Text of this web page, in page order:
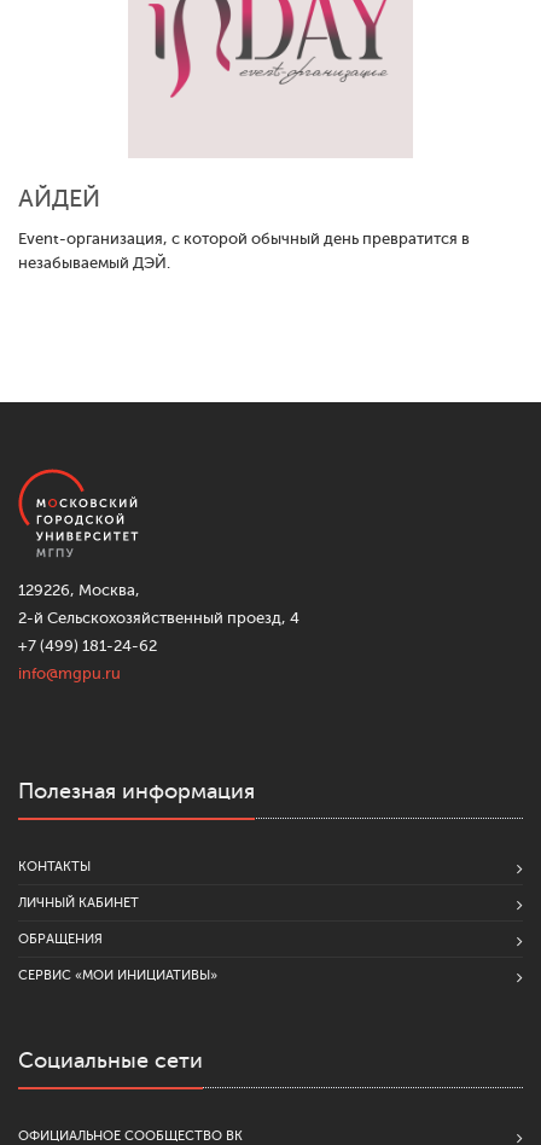
АЙДЕЙ
Event-организация, с которой обычный день превратится в
незабываемый ДЭЙ.
129226, Москва,
2-й Сельскохозяйственный проезд, 4
+7 (499) 181-24-62
info@mgpu.ru
Полезная информация
КОНТАКТЫ
ЛИЧНЫЙ КАБИНЕТ
ОБРАЩЕНИЯ
СЕРВИС «МОИ ИНИЦИАТИВЫ»
Социальные сети
ОФИЦИАЛЬНОЕ СООБЩЕСТВО ВК